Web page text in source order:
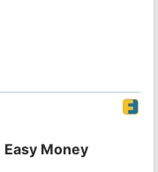
Easy Money